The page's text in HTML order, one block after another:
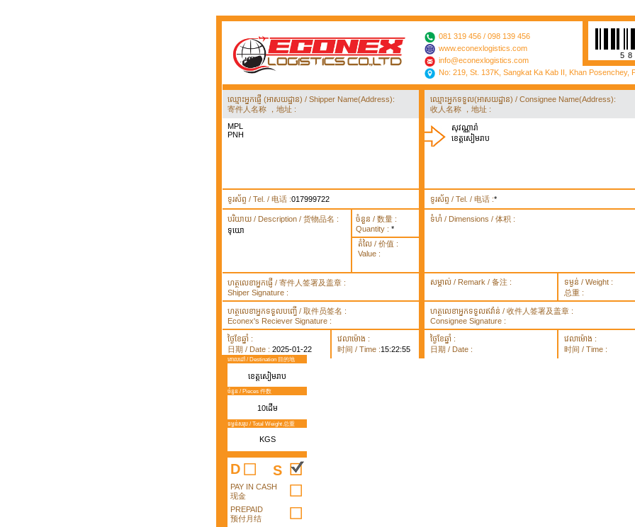
081 319 456 / 098 139 456
www.econexlogistics.com
info@econexlogistics.com
No: 219, St. 137K, Sangkat Ka Kab II, Khan Posenchey,
ឈ្មោះអ្នកផ្ញើ (អាសយដ្ឋាន) / Shipper Name(Address):
寄件人名称 ，地址 :
MPL
PNH
ឈ្មោះអ្នកទទួល(អាសយដ្ឋាន) / Consignee Name(Address):
收人名称 ，地址 :
សុវណ្ណារ៉ា
ខេត្តសៀមរាប
ទូរស័ព្ទ / Tel. / 电话 :017999722 ទូរស័ព្ទ / Tel. / 电话 :*
បរិយាយ / Description / 货物品名 :
ទុយោ
ចំនួន / 数量 :
Quantity : *
តំលៃ / 价值 :
Value :
ទំហំ / Dimensions / 体积 :
ហត្ថលេខាអ្នកផ្ញើ / 寄件人签署及盖章 :
Shiper Signature :
សម្គាល់ / Remark / 备注 :
ទម្ងន់ / Weight :
总重 :
ហត្ថលេខាអ្នកទទួលបញ្ធើ / 取件员签名 :
Econex's Reciever Signature :
ហត្ថលេខាអ្នកទទួលឥវ៉ាន់ / 收件人签署及盖章 :
Consignee Signature :
ថ្ងៃខែឆ្នាំ :
日期 / Date : 2025-01-22
វេលាម៉ោង :
时间 / Time :15:22:55
ថ្ងៃខែឆ្នាំ :
日期 / Date :
វេលាម៉ោង :
时间 / Time :
គោលដៅ / Destination 目的地
ខេត្តសៀមរាប
ចំនួន / Pieces 件数
10ដើម
ទម្ងន់សរុប / Total Weight 总重
KGS
D S
PAY IN CASH
现金
PREPAID
预付月结